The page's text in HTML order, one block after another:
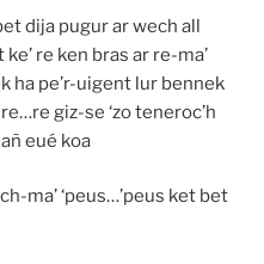
dija pugur ar wech all
re ken bras ar re-ma’
ha pe’r-uigent lur bennek
giz-se ‘zo teneroc’h
eué koa
ma’ ‘peus…’peus ket bet